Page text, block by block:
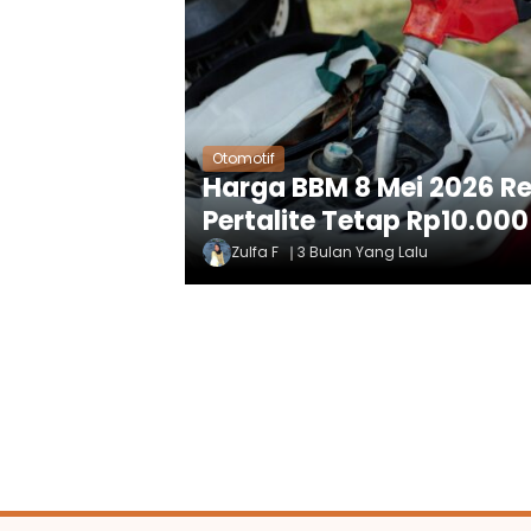
Otomotif
Harga BBM 8 Mei 2026
Pertalite Tetap
Zulfa F 3 Bulan Yang Lalu